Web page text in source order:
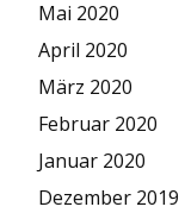
Mai 2020
April 2020
März 2020
Februar 2020
Januar 2020
Dezember 2019